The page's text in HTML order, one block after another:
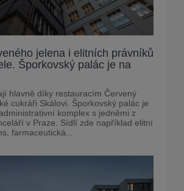
jelena i elitních právníků
Šporkovský palác je na
hlavně díky restauracím Červený
cukráři Skálovi. Šporkovský palác je
komplex s jedněmi z
v Praze. Sídlí zde například elitní
farmaceutická...